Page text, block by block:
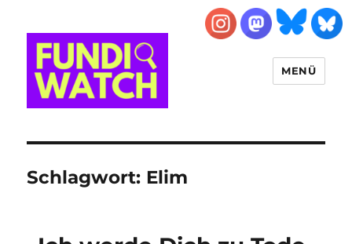
MENÜ
Schlagwort: Elim